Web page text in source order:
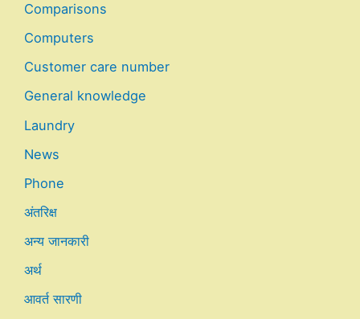
Comparisons
Computers
Customer care number
General knowledge
Laundry
News
Phone
अंतरिक्ष
अन्य जानकारी
अर्थ
आवर्त सारणी